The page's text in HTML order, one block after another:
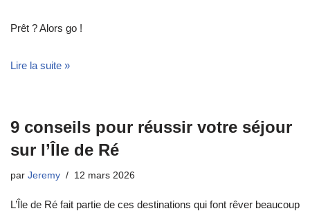
Prêt ? Alors go !
Lire la suite »
9 conseils pour réussir votre séjour
sur l’Île de Ré
par Jeremy 12 mars 2026
L’Île de Ré fait partie de ces destinations qui font rêver beaucoup